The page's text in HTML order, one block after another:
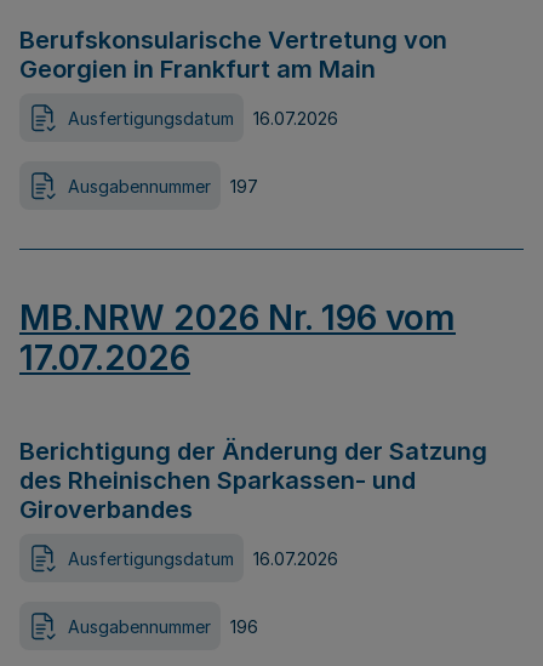
Berufskonsularische Vertretung von
Georgien in Frankfurt am Main
Ausfertigungsdatum 16.07.2026
Ausgabennummer 197
MB.NRW 2026 Nr. 196 vom
17.07.2026
Berichtigung der Änderung der Satzung
des Rheinischen Sparkassen- und
Giroverbandes
Ausfertigungsdatum 16.07.2026
Ausgabennummer 196